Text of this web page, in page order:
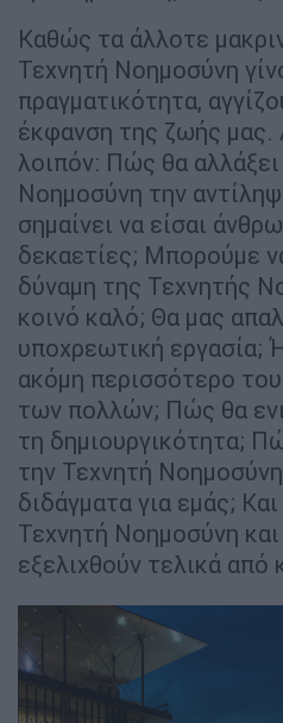
Καθώς τα άλλοτε
Τεχνητή Νοημοσύνη
πραγματικότητα,
έκφανση της ζωής μας.
λοιπόν: Πώς θα
Νοημοσύνη την
σημαίνει να είσαι
δεκαετίες; Μπορούμε
δύναμη της Τεχνητής
κοινό καλό; Θα μας
υποχρεωτική εργασία;
ακόμη περισσότερο
των πολλών; Πώς θα
τη δημιουργικότητα;
την Τεχνητή
διδάγματα για εμάς;
Τεχνητή Νοημοσύνη
εξελιχθούν τελικά από